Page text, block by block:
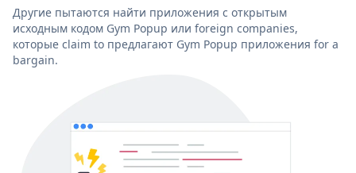
Другие пытаются найти приложения с открытым
исходным кодом Gym Popup или foreign companies,
которые claim to предлагают Gym Popup приложения for a
bargain.